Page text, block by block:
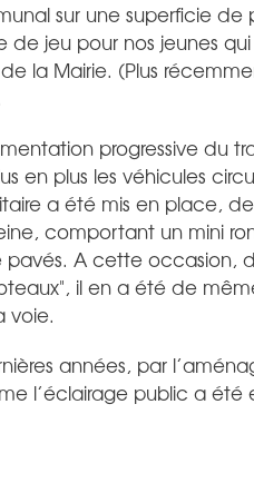
sur une superficie de
jeu pour nos jeunes
la Mairie. (Plus
progressive du
en plus les véhicules
a été mis en place,
comportant un mini
A cette occasion,
il en a été de
voie.
années, par
l’éclairage public a été